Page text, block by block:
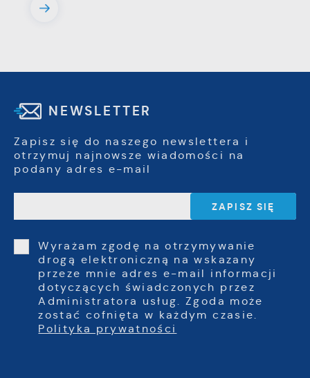
NEWSLETTER
Zapisz się do naszego newslettera i
otrzymuj najnowsze wiadomości na
podany adres e-mail
Wyrażam zgodę na otrzymywanie
drogą elektroniczną na wskazany
przeze mnie adres e-mail informacji
dotyczących świadczonych przez
Administratora usług. Zgoda może
zostać cofnięta w każdym czasie.
Polityka prywatności